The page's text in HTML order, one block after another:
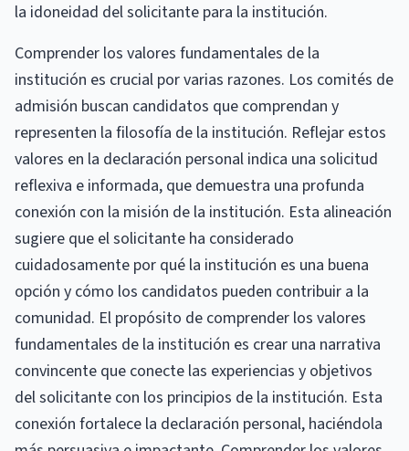
la idoneidad del solicitante para la institución.
Comprender los valores fundamentales de la
institución es crucial por varias razones. Los comités de
admisión buscan candidatos que comprendan y
representen la filosofía de la institución. Reflejar estos
valores en la declaración personal indica una solicitud
reflexiva e informada, que demuestra una profunda
conexión con la misión de la institución. Esta alineación
sugiere que el solicitante ha considerado
cuidadosamente por qué la institución es una buena
opción y cómo los candidatos pueden contribuir a la
comunidad. El propósito de comprender los valores
fundamentales de la institución es crear una narrativa
convincente que conecte las experiencias y objetivos
del solicitante con los principios de la institución. Esta
conexión fortalece la declaración personal, haciéndola